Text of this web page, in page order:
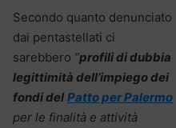
Secondo quanto denunciato
dai pentastellati ci
sarebbero “profili di dubbia
legittimità dell’impiego dei
fondi del Patto per Palermo
per le finalità e attività